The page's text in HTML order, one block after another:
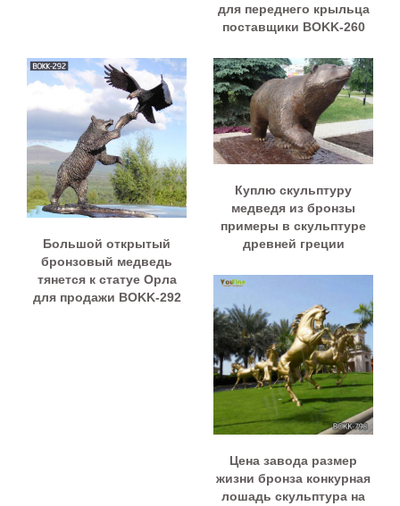
для переднего крыльца
поставщики BOKK-260
Большой открытый
бронзовый медведь
тянется к статуе Орла
для продажи BOKK-292
Куплю скульптуру
медведя из бронзы
примеры в скульптуре
древней греции
Цена завода размер
жизни бронза конкурная
лошадь скульптура на